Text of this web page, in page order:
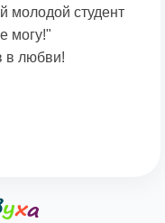
молодой студент
могу!"
в любви!